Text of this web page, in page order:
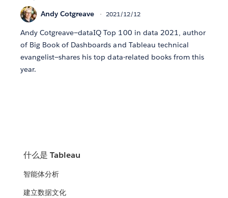
Andy Cotgreave 2021/12/12
Andy Cotgreave—dataIQ Top 100 in data 2021, author
of Big Book of Dashboards and Tableau technical
evangelist—shares his top data-related books from this
year.
什么是 Tableau
智能体分析
建立数据文化